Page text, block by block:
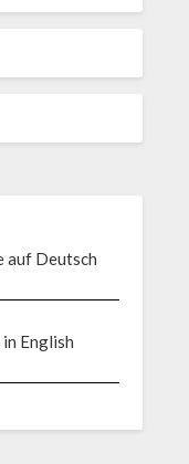
auf Deutsch
English